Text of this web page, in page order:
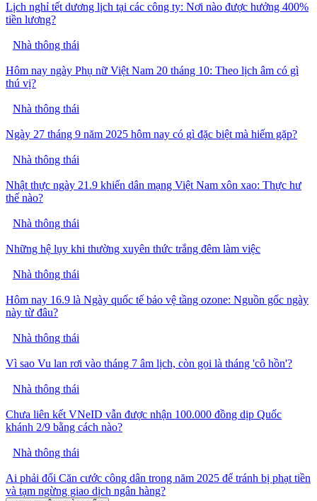
Lịch nghỉ tết dương lịch tại các công ty: Nơi nào được hưởng 400%
tiền lương?
Nhà thông thái
Hôm nay ngày Phụ nữ Việt Nam 20 tháng 10: Theo lịch âm có gì
thú vị?
Nhà thông thái
Ngày 27 tháng 9 năm 2025 hôm nay có gì đặc biệt mà hiếm gặp?
Nhà thông thái
Nhật thực ngày 21.9 khiến dân mạng Việt Nam xôn xao: Thực hư
thế nào?
Nhà thông thái
Những hệ lụy khi thường xuyên thức trắng đêm làm việc
Nhà thông thái
Hôm nay 16.9 là Ngày quốc tế bảo vệ tầng ozone: Nguồn gốc ngày
này từ đâu?
Nhà thông thái
Vì sao Vu lan rơi vào tháng 7 âm lịch, còn gọi là tháng 'cô hồn'?
Nhà thông thái
Chưa liên kết VNeID vẫn được nhận 100.000 đồng dịp Quốc
khánh 2/9 bằng cách nào?
Nhà thông thái
Ai phải đổi Căn cước công dân trong năm 2025 để tránh bị phạt tiền
và tạm ngừng giao dịch ngân hàng?